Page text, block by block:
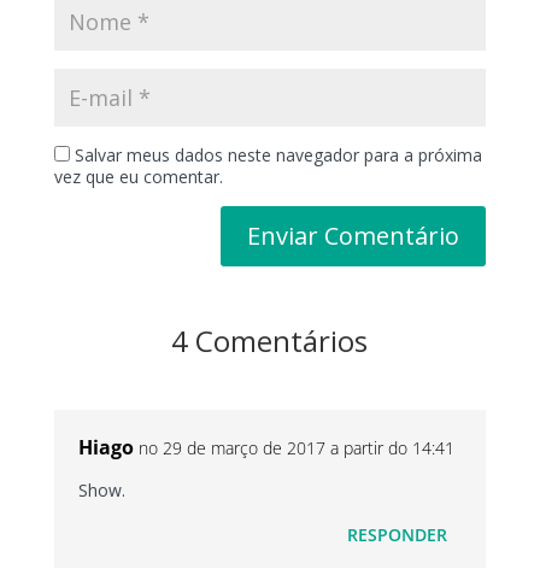
Salvar meus dados neste navegador para a próxima
vez que eu comentar.
4 Comentários
Hiago no 29 de março de 2017 a partir do 14:41
Show.
RESPONDER